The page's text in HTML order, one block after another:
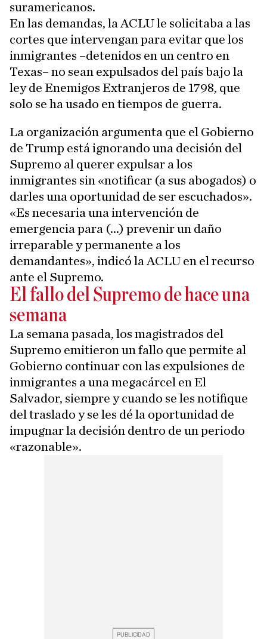
suramericanos.
En las demandas, la ACLU le solicitaba a las
cortes que intervengan para evitar que los
inmigrantes –detenidos en un centro en
Texas– no sean expulsados del país bajo la
ley de Enemigos Extranjeros de 1798, que
solo se ha usado en tiempos de guerra.
La organización argumenta que el Gobierno
de Trump está ignorando una decisión del
Supremo al querer expulsar a los
inmigrantes sin «notificar (a sus abogados) o
darles una oportunidad de ser escuchados».
«Es necesaria una intervención de
emergencia para (...) prevenir un daño
irreparable y permanente a los
demandantes», indicó la ACLU en el recurso
ante el Supremo.
El fallo del Supremo de hace una
semana
La semana pasada, los magistrados del
Supremo emitieron un fallo que permite al
Gobierno continuar con las expulsiones de
inmigrantes a una megacárcel en El
Salvador, siempre y cuando se les notifique
del traslado y se les dé la oportunidad de
impugnar la decisión dentro de un periodo
«razonable».